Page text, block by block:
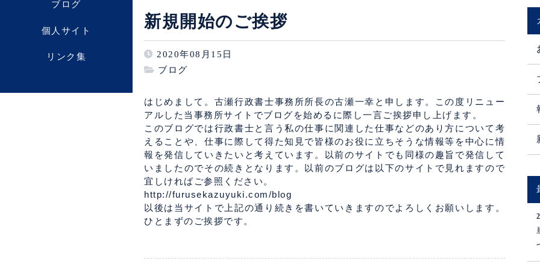
ブログ
個人サイト
リンク集
新規開始のご挨拶
2020年08月15日
ブログ
はじめまして。古瀬行政書士事務所所長の古瀬一幸と申します。この度リニュー
アルした当事務所サイトでブログを始めるに際し一言ご挨拶申し上げます。
このブログでは行政書士と言う私の仕事に関連した仕事などのあり方について考
えることや、仕事に際して得た知見で皆様のお役に立ちそうな情報等を中心に情
報を発信していきたいと考えています。以前のサイトでも同様の趣旨で発信して
いましたのでその続きとなります。以前のブログは以下のサイトで見れますので
宜しければご参照ください。
http://furusekazuyuki.com/blog
以後は当サイトで上記の通り続きを書いていきますのでよろしくお願いします。
ひとまずのご挨拶です。